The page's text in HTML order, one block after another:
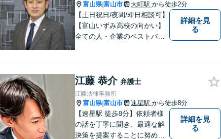
富山県|富山市 大町駅 から徒歩2分
【土日祝日/夜間/即日相談可】
【富山いずみ高校の向かい】
全ての人・企業のベストパー
詳細を見
る
江藤 恭介 弁護士
江藤法律事務所
富山県|富山市 速星駅 から徒歩8分
【速星駅 徒歩8分】依頼者様
の話を丁寧に聞き、最適な解
決策を提案することに努めて
詳細を見
る